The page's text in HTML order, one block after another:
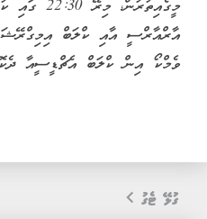
އާރްއާރްސީ އާއި ކްލަބް
ވެމްކޯ އިން ކްލަބް އެޗްޑީސީއާ
ގުޅޭ ޓެގު